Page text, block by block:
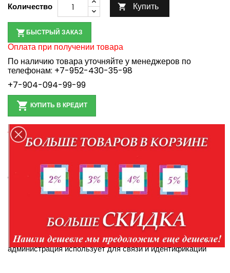
Количество  Купить
БЫСТРЫЙ ЗАКАЗ
Оплата при получении товара
По наличию товара уточняйте у менеджеров по
телефонам: +7-952-430-35-98
+7-904-094-99-99
 КУПИТЬ В КРЕДИТ
Правила кредитования
области
Персональные данные при оформлении заказа
администрация использует для связи и идентификации